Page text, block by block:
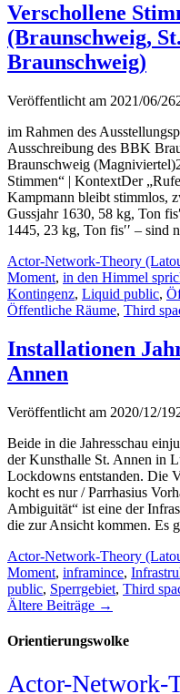
Verschollene
(Braunschweig,
Braunschweig)
Veröffentlicht am 2021/06/26
im Rahmen des
Ausschreibung des BBK
Braunschweig
Stimmen“ | KontextDer
Kampmann bleibt stimmlos,
Gussjahr 1630, 58 kg, Ton
1445, 23 kg, Ton fis′′ –
Kategorien
Actor-Network-Theory
Moment, in den Himmel
Kontingenz, Liquid public,
Öffentliche Räume, Third
Installationen
Annen
Veröffentlicht am 2020/12/19
Beide in die Jahresschau
der Kunsthalle St. Annen in
Lockdowns entstanden. Die
kocht es nur / Parrhasius
Ambiguität“ ist eine der
die zur Ansicht kommen. Es
Kategorien
Actor-Network-Theory
Moment, inframince,
public, Sperrgebiet, Third
Ältere Beiträge →
Orientierungswolke
Actor-Network-